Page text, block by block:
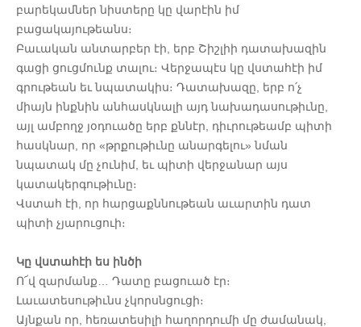
բարեկամներ նիստերը կը վարէին իմ
բացակայութեանս։
Բաւական անտարբեր էի, երբ Շիշլիի դատախազին
գացի ցուցմունք տալու։ Վերջապէս կը վստահէի իմ
գրութեան եւ նպատակիս։ Դատախազը, երբ ո՛չ
միայն ինքնին անհասկնալի այդ նախադասութիւնը,
այլ ամբողջ յօդուածը երբ քննէր, դիւրութեամբ պիտի
հասկնար, որ «թրքութիւնը անարգելու» նման
նպատակ մը չունիմ, եւ պիտի վերջանար այս
կատակերգութիւնը։
Վստահ էի, որ հարցաքննութեան աւարտին դատ
պիտի չյարուցուի։
Կը վստահէի ես ինծի
Ո՜վ զարմանք… Դատը բացուած էր։
Լաւատեսութիւնս չկորսնցուցի։
Այնքան որ, հեռատեսիլի հաղորդումի մը ժամանակ,